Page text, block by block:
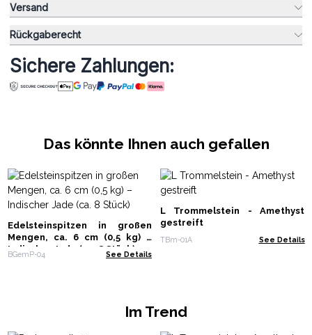
Versand
Rückgaberecht
Sichere Zahlungen:
Das könnte Ihnen auch gefallen
Edelsteinspitzen in großen
Mengen, ca. 6 cm (0,5 kg) –
Indischer Jade (ca. 8 Stück)
BGemP-04 See Details
L Trommelstein - Amethyst
gestreift
TBm-01A See Details
Im Trend